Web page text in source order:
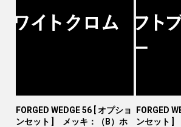
FORGED WEDGE 56 [ オプショ
ンセット ] メッキ：（B）ホ
FORGED
ンセット ]